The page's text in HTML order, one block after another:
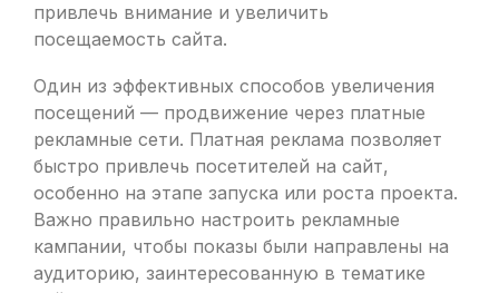
привлечь внимание и увеличить
посещаемость сайта.
Один из эффективных способов увеличения
посещений — продвижение через платные
рекламные сети. Платная реклама позволяет
быстро привлечь посетителей на сайт,
особенно на этапе запуска или роста проекта.
Важно правильно настроить рекламные
кампании, чтобы показы были направлены на
аудиторию, заинтересованную в тематике